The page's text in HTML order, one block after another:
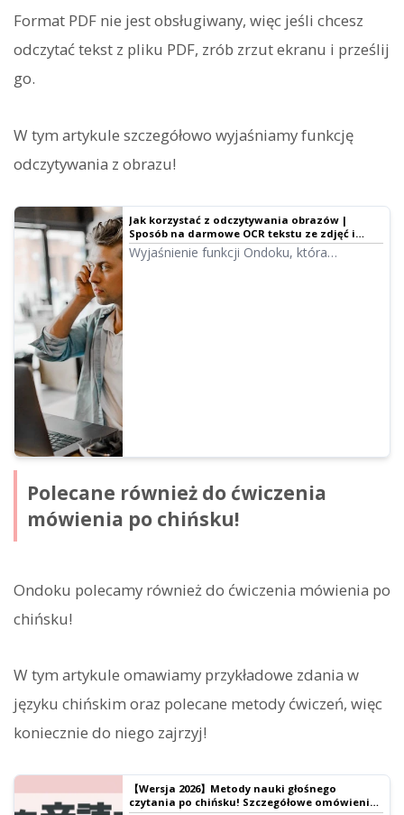
Format PDF nie jest obsługiwany, więc jeśli chcesz
odczytać tekst z pliku PDF, zrób zrzut ekranu i prześlij
go.
W tym artykule szczegółowo wyjaśniamy funkcję
odczytywania z obrazu!
Jak korzystać z odczytywania obrazów |
Sposób na darmowe OCR tekstu ze zdjęć i
zamianę na mowę
Wyjaśnienie funkcji Ondoku, która
Polecane również do ćwiczenia
mówienia po chińsku!
Ondoku polecamy również do ćwiczenia mówienia po
chińsku!
W tym artykule omawiamy przykładowe zdania w
języku chińskim oraz polecane metody ćwiczeń, więc
koniecznie do niego zajrzyj!
【Wersja 2026】Metody nauki głośnego
czytania po chińsku! Szczegółowe omówienie